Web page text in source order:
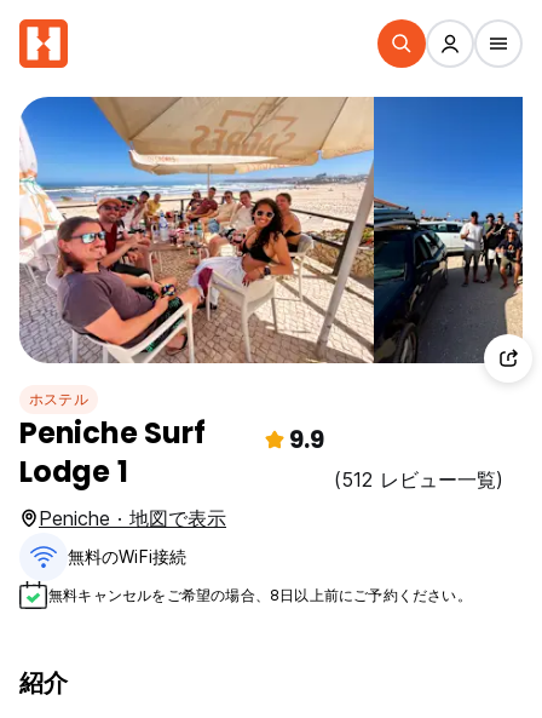
ホステル
Peniche Surf
Lodge 1
9.9
(512 レビュー一覧)
Peniche · 地図で表示
無料のWiFi接続
無料キャンセルをご希望の場合、8日以上前にご予約ください。
紹介